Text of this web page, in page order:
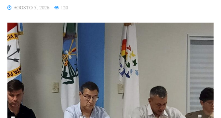
AGOSTO 5, 2026 120